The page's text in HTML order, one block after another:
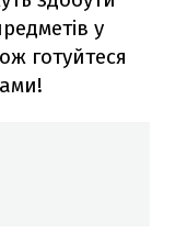
у
готуйтеся